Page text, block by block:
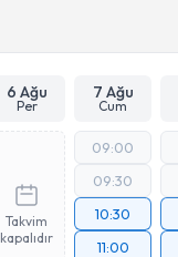
6 Ağu
Per
7 Ağu
Cum
Takvim
kapalıdır
09:00
09:30
10:30
11:00